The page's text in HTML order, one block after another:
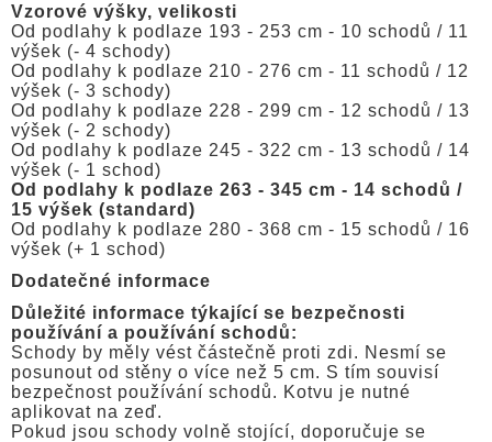
Vzorové výšky, velikosti
Od podlahy k podlaze 193 - 253 cm - 10 schodů / 11
výšek (- 4 schody)
Od podlahy k podlaze 210 - 276 cm - 11 schodů / 12
výšek (- 3 schody)
Od podlahy k podlaze 228 - 299 cm - 12 schodů / 13
výšek (- 2 schody)
Od podlahy k podlaze 245 - 322 cm - 13 schodů / 14
výšek (- 1 schod)
Od podlahy k podlaze 263 - 345 cm - 14 schodů /
15 výšek (standard)
Od podlahy k podlaze 280 - 368 cm - 15 schodů / 16
výšek (+ 1 schod)
Dodatečné informace
Důležité informace týkající se bezpečnosti
používání a používání schodů:
Schody by měly vést částečně proti zdi. Nesmí se
posunout od stěny o více než 5 cm. S tím souvisí
bezpečnost používání schodů. Kotvu je nutné
aplikovat na zeď.
Pokud jsou schody volně stojící, doporučuje se